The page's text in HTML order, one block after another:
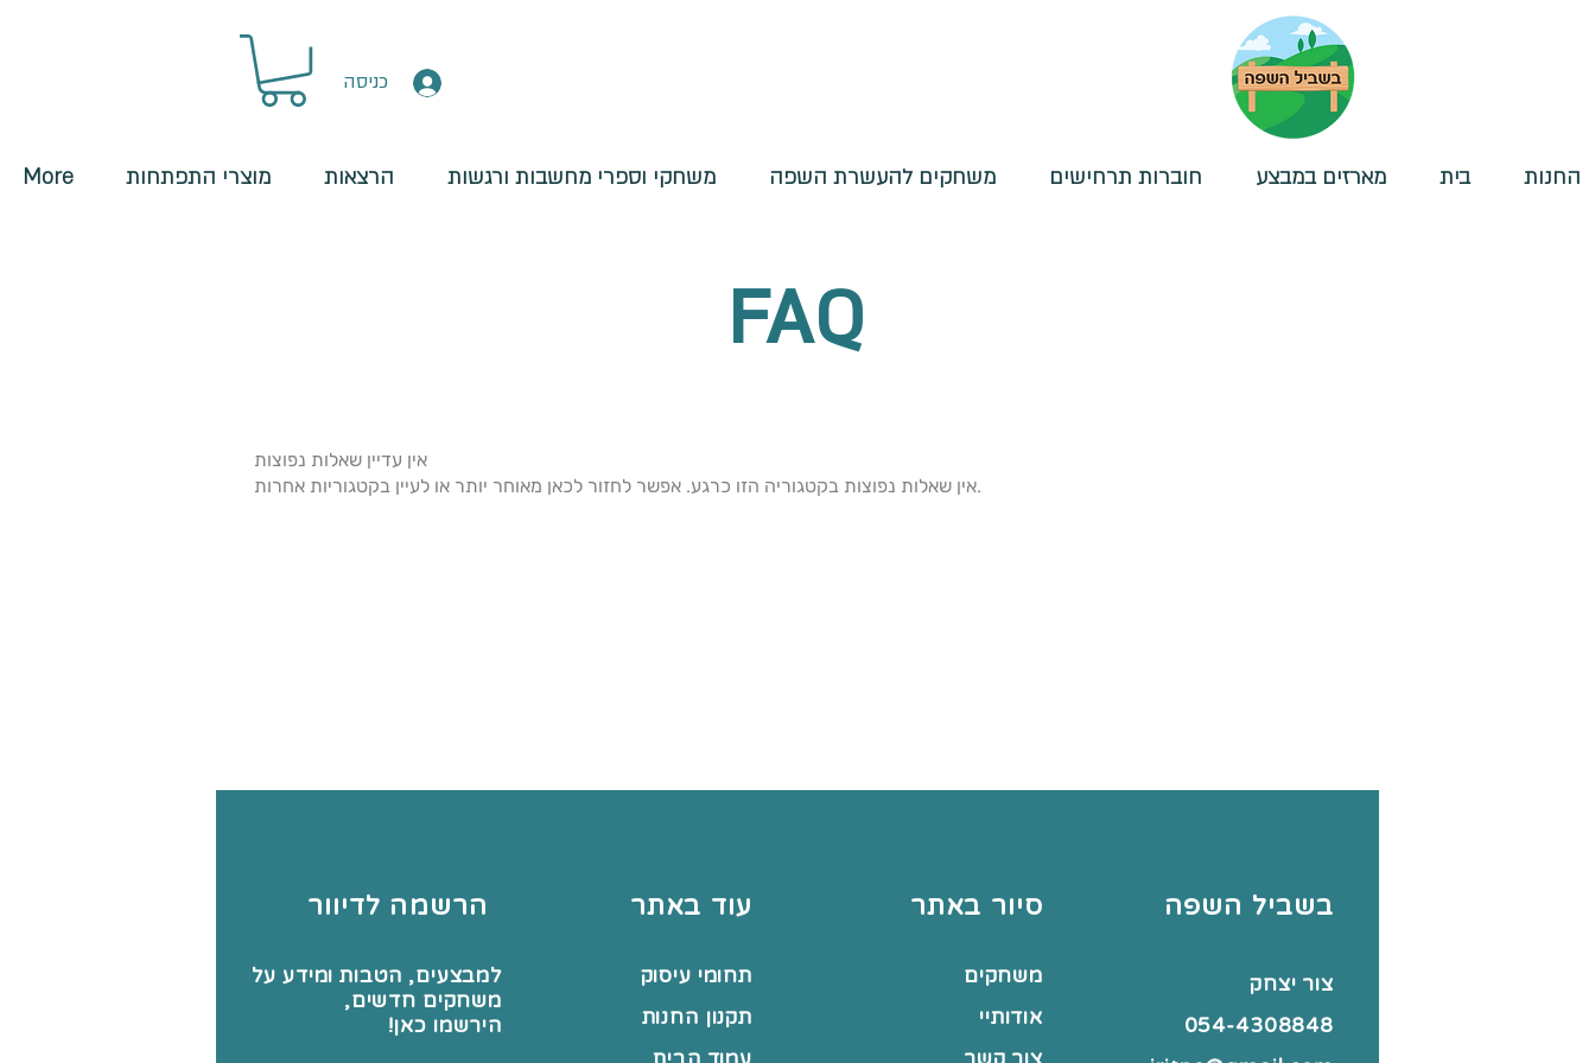
כניסה
החנות בית מארזים במבצע חוברות תרחישים משחקים להעשרת השפה משחקי וספרי מחשבות ורגשות הרצאות מוצרי התפתחות More
FAQ
אין עדיין שאלות נפוצות
אין שאלות נפוצות בקטגוריה הזו כרגע. אפשר לחזור לכאן מאוחר יותר או לעיין בקטגוריות אחרות.
הרשמה לדיוור
למבצעים, הטבות ומידע על
משחקים חדשים,
הירשמו כאן!
עוד באתר
תחומי עיסוק
תקנון החנות
סיור באתר
משחקים
אודותיי
בשביל השפה
צור יצחק
054-4308848